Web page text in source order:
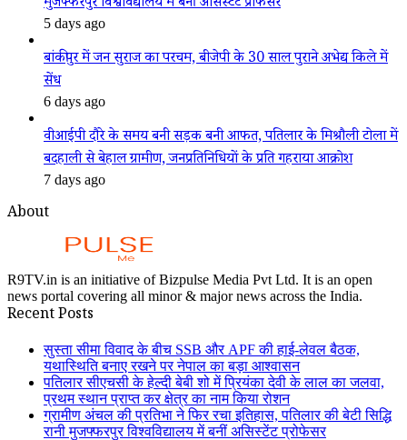
5 days ago
बांकीपुर में जन सुराज का परचम, बीजेपी के 30 साल पुराने अभेद्य किले में
सेंध
6 days ago
वीआईपी दौरे के समय बनी सड़क बनी आफत, पतिलार के मिश्रौली टोला में
बदहाली से बेहाल ग्रामीण, जनप्रतिनिधियों के प्रति गहराया आक्रोश
7 days ago
About
R9TV.in is an initiative of Bizpulse Media Pvt Ltd. It is an open
news portal covering all minor & major news across the India.
Recent Posts
सुस्ता सीमा विवाद के बीच SSB और APF की हाई-लेवल बैठक,
यथास्थिति बनाए रखने पर नेपाल का बड़ा आश्वासन
पतिलार सीएचसी के हेल्दी बेबी शो में प्रियंका देवी के लाल का जलवा,
प्रथम स्थान प्राप्त कर क्षेत्र का नाम किया रोशन
ग्रामीण अंचल की प्रतिभा ने फिर रचा इतिहास, पतिलार की बेटी सिद्धि
रानी मुजफ्फरपुर विश्वविद्यालय में बनीं असिस्टेंट प्रोफेसर